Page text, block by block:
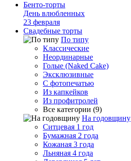
Бенто-торты
День влюбленных
23 февраля
Свадебные торты
По типу
Классические
Неординарные
Голые (Naked Cake)
Эксклюзивные
С фотопечатью
Из капкейков
Из профитролей
Все категории (9)
На годовщину
Ситцевая 1 год
Бумажная 2 года
Кожаная 3 года
Льняная 4 года